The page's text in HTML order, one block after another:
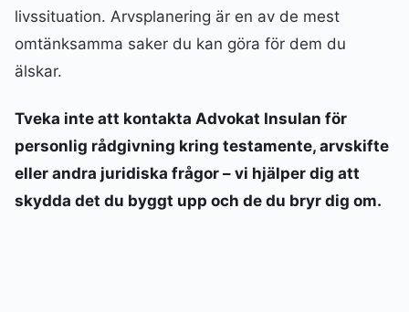
livssituation. Arvsplanering är en av de mest
omtänksamma saker du kan göra för dem du
älskar.
Tveka inte att kontakta Advokat Insulan för
personlig rådgivning kring testamente, arvskifte
eller andra juridiska frågor – vi hjälper dig att
skydda det du byggt upp och de du bryr dig om.